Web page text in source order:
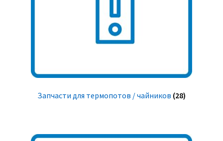
Запчасти для термопотов / чайников (28)